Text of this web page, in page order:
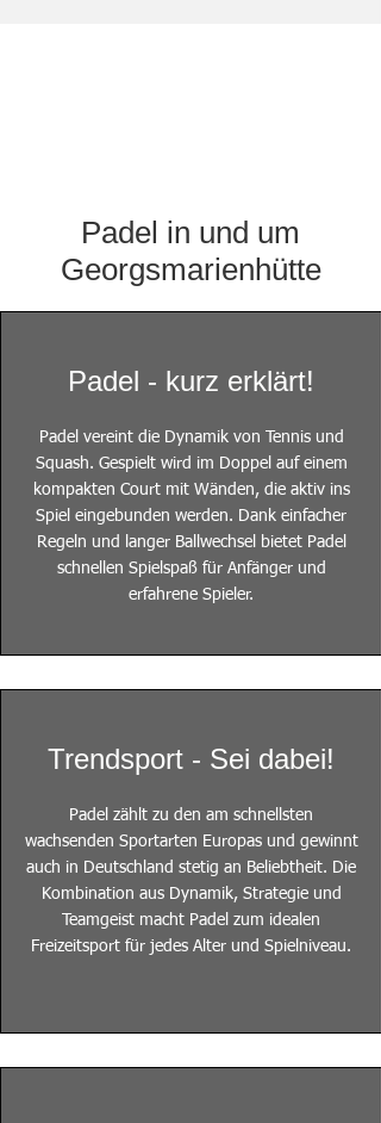
Padel in und um
Georgsmarienhütte
Padel - kurz erklärt!
Padel vereint die Dynamik von Tennis und
Squash. Gespielt wird im Doppel auf einem
kompakten Court mit Wänden, die aktiv ins
Spiel eingebunden werden. Dank einfacher
Regeln und langer Ballwechsel bietet Padel
schnellen Spielspaß für Anfänger und
erfahrene Spieler.
Trendsport - Sei dabei!
Padel zählt zu den am schnellsten
wachsenden Sportarten Europas und gewinnt
auch in Deutschland stetig an Beliebtheit. Die
Kombination aus Dynamik, Strategie und
Teamgeist macht Padel zum idealen
Freizeitsport für jedes Alter und Spielniveau.